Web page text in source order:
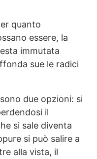
quanto
essere, la
immutata
sue le radici
due opzioni: si
il
si sale diventa
si può salire a
alla vista, il